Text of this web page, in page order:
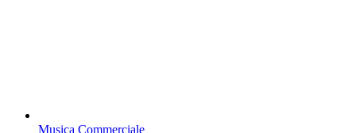
Musica Commerciale